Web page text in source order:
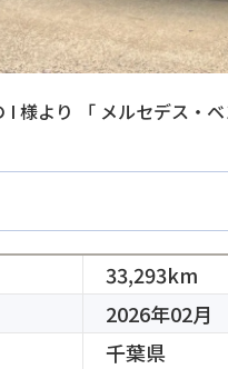
I 様より 「 メルセデス・
33,293km
2026年02月
千葉県